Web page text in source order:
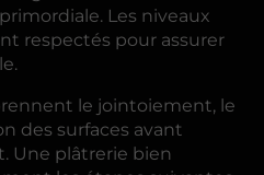
Les niveaux
respectés pour assurer
le jointoiement, le
des surfaces avant
Une plâtrerie bien